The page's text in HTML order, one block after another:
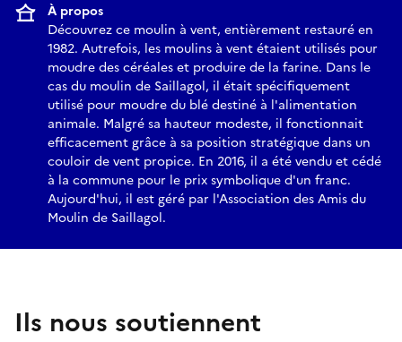
À propos
Découvrez ce moulin à vent, entièrement restauré en
1982. Autrefois, les moulins à vent étaient utilisés pour
moudre des céréales et produire de la farine. Dans le
cas du moulin de Saillagol, il était spécifiquement
utilisé pour moudre du blé destiné à l'alimentation
animale. Malgré sa hauteur modeste, il fonctionnait
efficacement grâce à sa position stratégique dans un
couloir de vent propice. En 2016, il a été vendu et cédé
à la commune pour le prix symbolique d'un franc.
Aujourd'hui, il est géré par l'Association des Amis du
Moulin de Saillagol.
Ils nous soutiennent